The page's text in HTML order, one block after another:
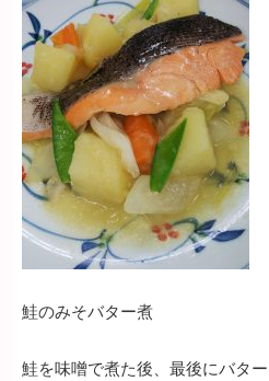
鮭のみそバター煮
鮭を味噌で煮た後、最後にバタ